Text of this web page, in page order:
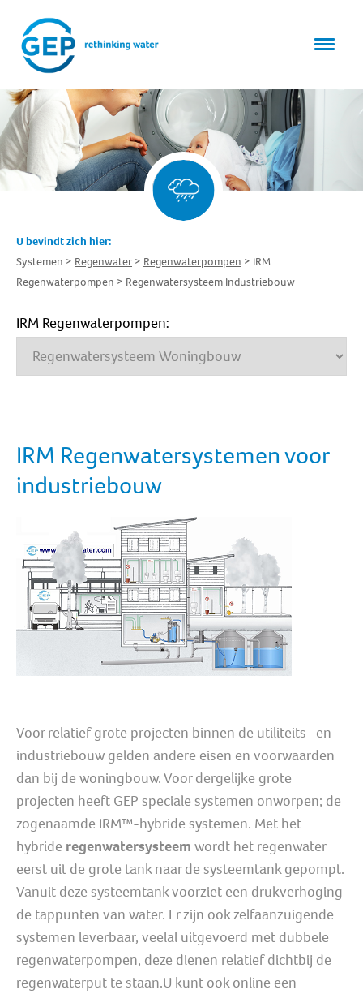
U bevindt zich hier:
Systemen
Regenwater Regenwaterpompen
IRM
Regenwaterpompen
Regenwatersysteem Industriebouw
IRM Regenwaterpompen:
IRM Regenwatersystemen voor
industriebouw
Voor relatief grote projecten binnen de utiliteits- en
industriebouw gelden andere eisen en voorwaarden
dan bij de woningbouw. Voor dergelijke grote
projecten heeft GEP speciale systemen onworpen; de
zogenaamde IRM™-hybride systemen. Met het
hybride regenwatersysteem wordt het regenwater
eerst uit de grote tank naar de systeemtank gepompt.
Vanuit deze systeemtank voorziet een drukverhoging
de tappunten van water. Er zijn ook zelfaanzuigende
systemen leverbaar, veelal uitgevoerd met dubbele
regenwaterpompen, deze dienen relatief dichtbij de
regenwaterput te staan.U kunt ook online een